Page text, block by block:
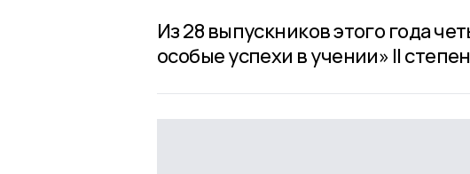
Из 28 выпускников этого года
особые успехи в учении» II